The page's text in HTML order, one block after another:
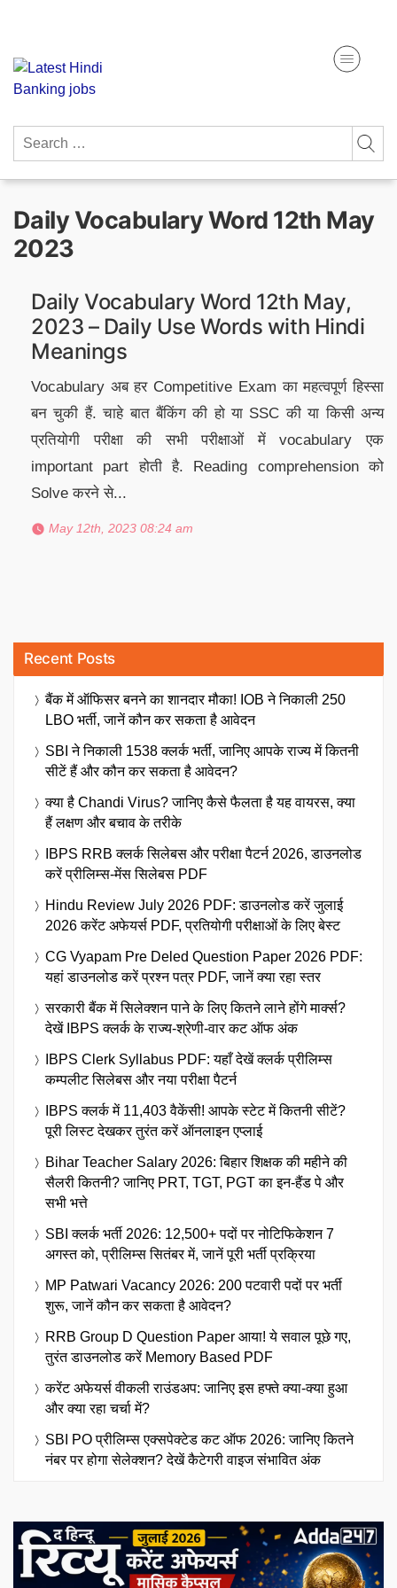
Search
for:
Daily Vocabulary Word 12th May
2023
Daily Vocabulary Word 12th May,
2023 – Daily Use Words with Hindi
Meanings
Vocabulary अब हर Competitive Exam का महत्वपूर्ण हिस्सा
बन चुकी हैं. चाहे बात बैंकिंग की हो या SSC की या किसी अन्य
प्रतियोगी परीक्षा की सभी परीक्षाओं में vocabulary एक
important part होती है. Reading comprehension को
Solve करने से...
May 12th, 2023 08:24 am
Recent Posts
बैंक में ऑफिसर बनने का शानदार मौका! IOB ने निकाली 250
LBO भर्ती, जानें कौन कर सकता है आवेदन
SBI ने निकाली 1538 क्लर्क भर्ती, जानिए आपके राज्य में कितनी
सीटें हैं और कौन कर सकता है आवेदन?
क्या है Chandi Virus? जानिए कैसे फैलता है यह वायरस, क्या
हैं लक्षण और बचाव के तरीके
IBPS RRB क्लर्क सिलेबस और परीक्षा पैटर्न 2026, डाउनलोड
करें प्रीलिम्स-मेंस सिलेबस PDF
Hindu Review July 2026 PDF: डाउनलोड करें जुलाई
2026 करेंट अफेयर्स PDF, प्रतियोगी परीक्षाओं के लिए बेस्ट
CG Vyapam Pre Deled Question Paper 2026 PDF:
यहां डाउनलोड करें प्रश्न पत्र PDF, जानें क्या रहा स्तर
सरकारी बैंक में सिलेक्शन पाने के लिए कितने लाने होंगे मार्क्स?
देखें IBPS क्लर्क के राज्य-श्रेणी-वार कट ऑफ अंक
IBPS Clerk Syllabus PDF: यहाँ देखें क्लर्क प्रीलिम्स
कम्पलीट सिलेबस और नया परीक्षा पैटर्न
IBPS क्लर्क में 11,403 वैकेंसी! आपके स्टेट में कितनी सीटें?
पूरी लिस्ट देखकर तुरंत करें ऑनलाइन एप्लाई
Bihar Teacher Salary 2026: बिहार शिक्षक की महीने की
सैलरी कितनी? जानिए PRT, TGT, PGT का इन-हैंड पे और
सभी भत्ते
SBI क्लर्क भर्ती 2026: 12,500+ पदों पर नोटिफिकेशन 7
अगस्त को, प्रीलिम्स सितंबर में, जानें पूरी भर्ती प्रक्रिया
MP Patwari Vacancy 2026: 200 पटवारी पदों पर भर्ती
शुरू, जानें कौन कर सकता है आवेदन?
RRB Group D Question Paper आया! ये सवाल पूछे गए,
तुरंत डाउनलोड करें Memory Based PDF
करेंट अफेयर्स वीकली राउंडअप: जानिए इस हफ्ते क्या-क्या हुआ
और क्या रहा चर्चा में?
SBI PO प्रीलिम्स एक्सपेक्टेड कट ऑफ 2026: जानिए कितने
नंबर पर होगा सेलेक्शन? देखें कैटेगरी वाइज संभावित अंक